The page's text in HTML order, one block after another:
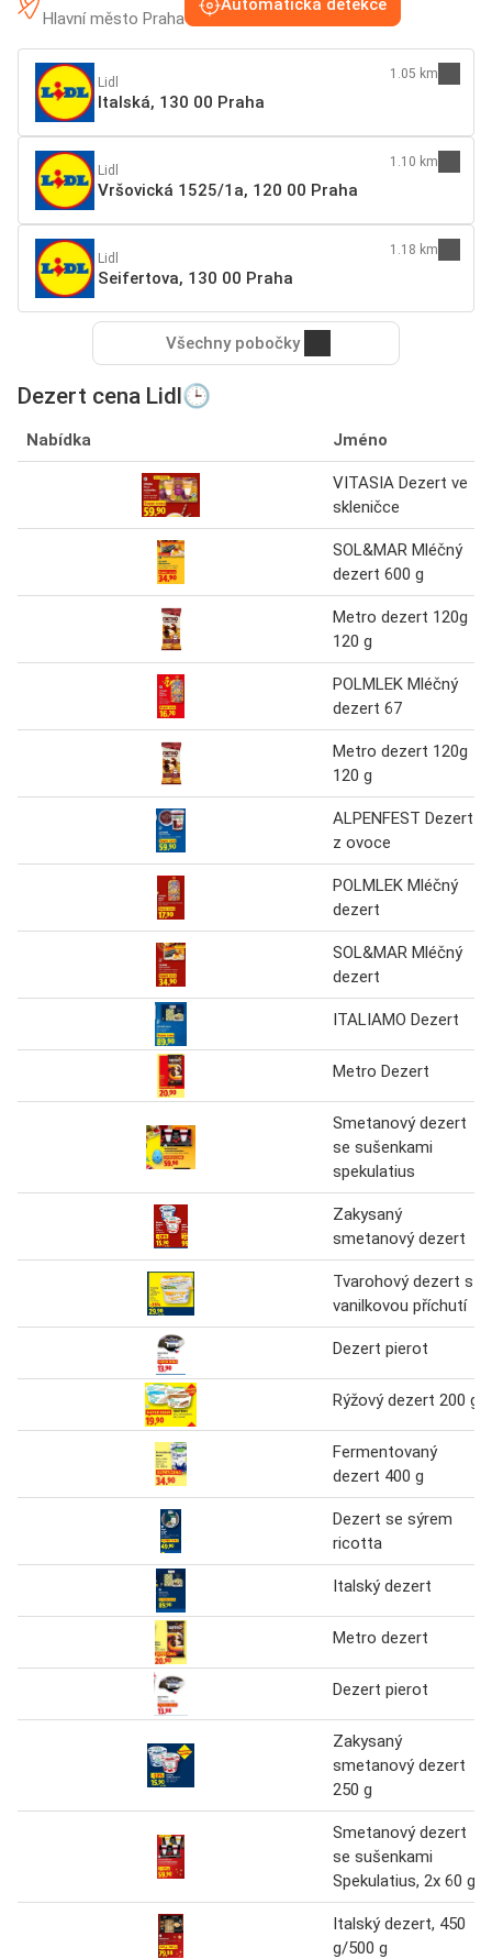
Hlavní město Praha
Automatická detekce
Lidl
Italská, 130 00 Praha
1.05 km
Lidl
Vršovická 1525/1a, 120 00 Praha
1.10 km
Lidl
Seifertova, 130 00 Praha
1.18 km
Všechny pobočky
Dezert cena Lidl🕒
Nabídka Jméno
VITASIA Dezert ve
skleničce
SOL&MAR Mléčný
dezert 600 g
Metro dezert 120g
120 g
POLMLEK Mléčný
dezert 67
Metro dezert 120g
120 g
ALPENFEST Dezert
z ovoce
POLMLEK Mléčný
dezert
SOL&MAR Mléčný
dezert
ITALIAMO Dezert
Metro Dezert
Smetanový dezert
se sušenkami
spekulatius
Zakysaný
smetanový dezert
Tvarohový dezert s
vanilkovou příchutí
Dezert pierot
Rýžový dezert 200 g
Fermentovaný
dezert 400 g
Dezert se sýrem
ricotta
Italský dezert
Metro dezert
Dezert pierot
Zakysaný
smetanový dezert
250 g
Smetanový dezert
se sušenkami
Spekulatius, 2x 60 g
Italský dezert, 450
g/500 g